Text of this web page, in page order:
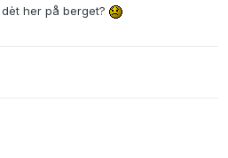
her på berget?